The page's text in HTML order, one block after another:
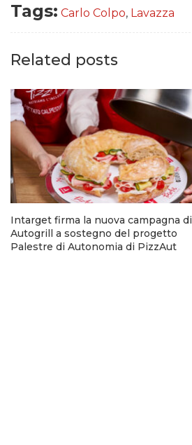
Tags: Carlo Colpo, Lavazza
Related posts
Intarget firma la nuova campagna di
Autogrill a sostegno del progetto
Palestre di Autonomia di PizzAut